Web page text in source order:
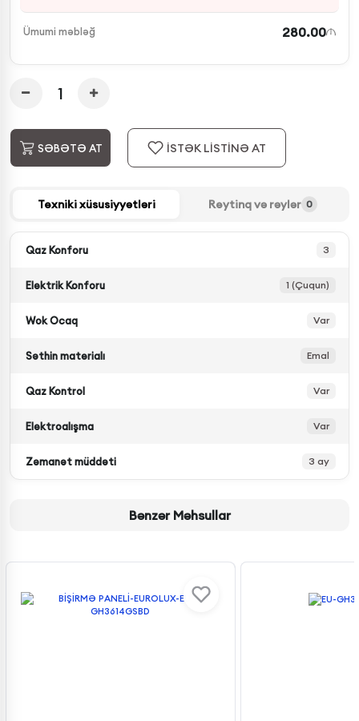
Ümumi məbləğ 280.00
SƏBƏTƏ AT İSTƏK LİSTİNƏ AT
Texniki xüsusiyyətləri Reytinq və rəylər 0
Qaz Konforu 3
Elektrik Konforu 1 (Çuqun)
Wok Ocaq Var
Səthin materialı Emal
Qaz Kontrol Var
Elektroalışma Var
Zəmanət müddəti 3 ay
Bənzər Məhsullar